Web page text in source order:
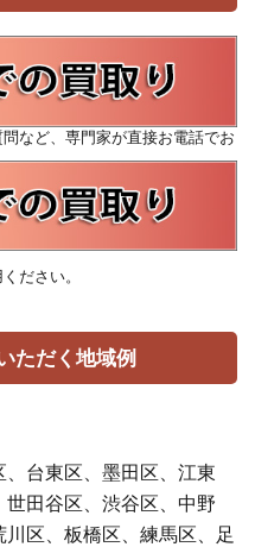
など、専門家が直接お電話でお
ださい。
ただく地域例
台東区、墨田区、江東
田谷区、渋谷区、中野
区、板橋区、練馬区、足